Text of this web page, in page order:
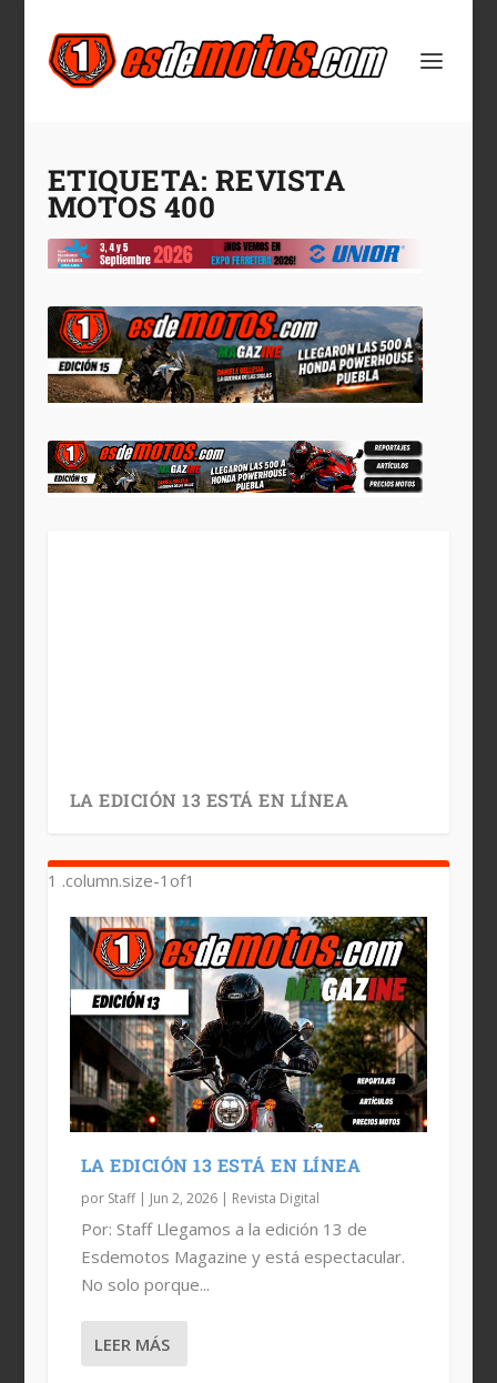
ETIQUETA: REVISTA
MOTOS 400
LA EDICIÓN 13 ESTÁ EN LÍNEA
LA EDICIÓN 13 ESTÁ EN LÍNEA
por Staff| Jun 2, 2026| Revista Digital
Por: Staff Llegamos a la edición 13 de
Esdemotos Magazine y está espectacular.
No solo porque...
LEER MÁS